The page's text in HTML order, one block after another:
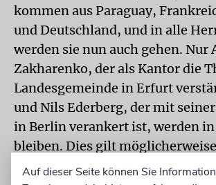
kommen aus Paraguay,
und Deutschland, und in alle
werden sie nun auch gehen. Nur
Zakharenko, der als Kantor die
Landesgemeinde in Erfurt
und Nils Ederberg, der mit
in Berlin verankert ist, werden
bleiben. Dies gilt
Kantorin Aviv Weinberg. Sie ist
Auf dieser Seite können Sie